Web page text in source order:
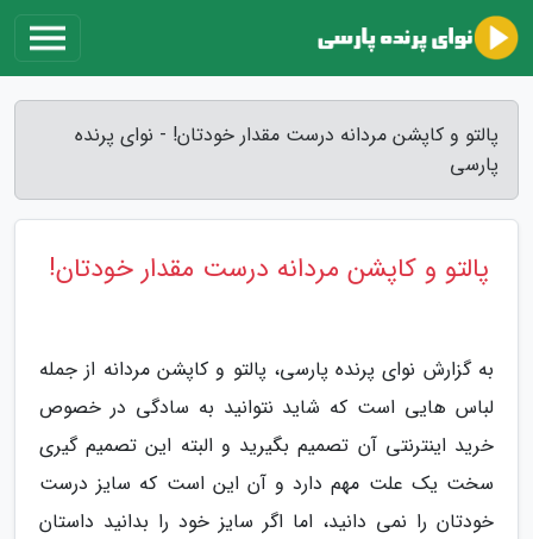
پالتو و کاپشن مردانه درست مقدار خودتان! - نوای پرنده
پارسی
پالتو و کاپشن مردانه درست مقدار خودتان!
به گزارش نوای پرنده پارسی، پالتو و کاپشن مردانه از جمله
لباس هایی است که شاید نتوانید به سادگی در خصوص
خرید اینترنتی آن تصمیم بگیرید و البته این تصمیم گیری
سخت یک علت مهم دارد و آن این است که سایز درست
خودتان را نمی دانید، اما اگر سایز خود را بدانید داستان